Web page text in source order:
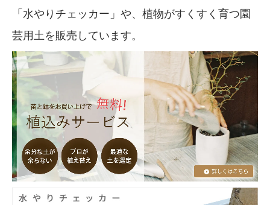
「水やりチェッカー」や、植物がすくすく育つ園
芸用土を販売しています。